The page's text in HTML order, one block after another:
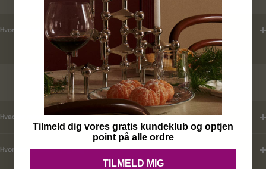
Hvordan tjekker jeg leveringstid ?
KUNDEKLUB
Hvad er mine fordele ?
Hvordan tilmelder jeg mig ?
Tilmeld dig vores gratis kundeklub og optjen
point på alle ordre
TILMELD MIG